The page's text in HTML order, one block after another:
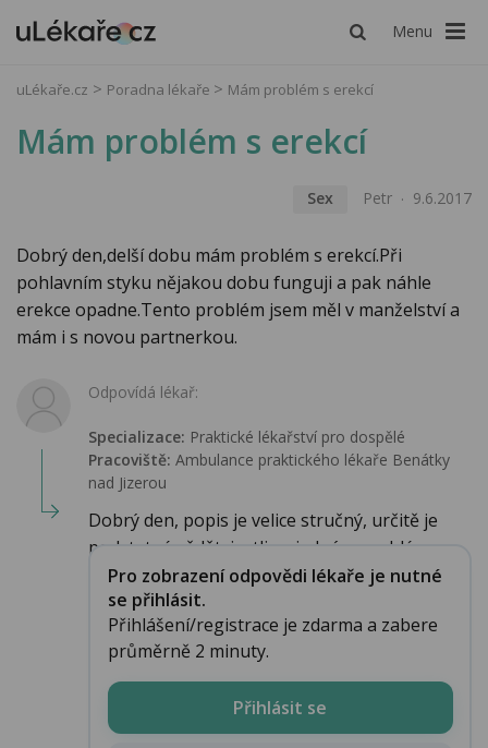
Menu
uLékaře.cz Poradna lékaře Mám problém s erekcí
Mám problém s erekcí
Sex Petr 9.6.2017
Dobrý den,delší dobu mám problém s erekcí.Při
pohlavním styku nějakou dobu funguji a pak náhle
erekce opadne.Tento problém jsem měl v manželství a
mám i s novou partnerkou.
Odpovídá lékař:
Specializace: Praktické lékařství pro dospělé
Pracoviště: Ambulance praktického lékaře Benátky
nad Jizerou
Dobrý den, popis je velice stručný, určitě je
podstatné vědět, jestli se jedná o problém u...
Pro zobrazení odpovědi lékaře je nutné
se přihlásit.
Přihlášení/registrace je zdarma a zabere
průměrně 2 minuty.
Přihlásit se